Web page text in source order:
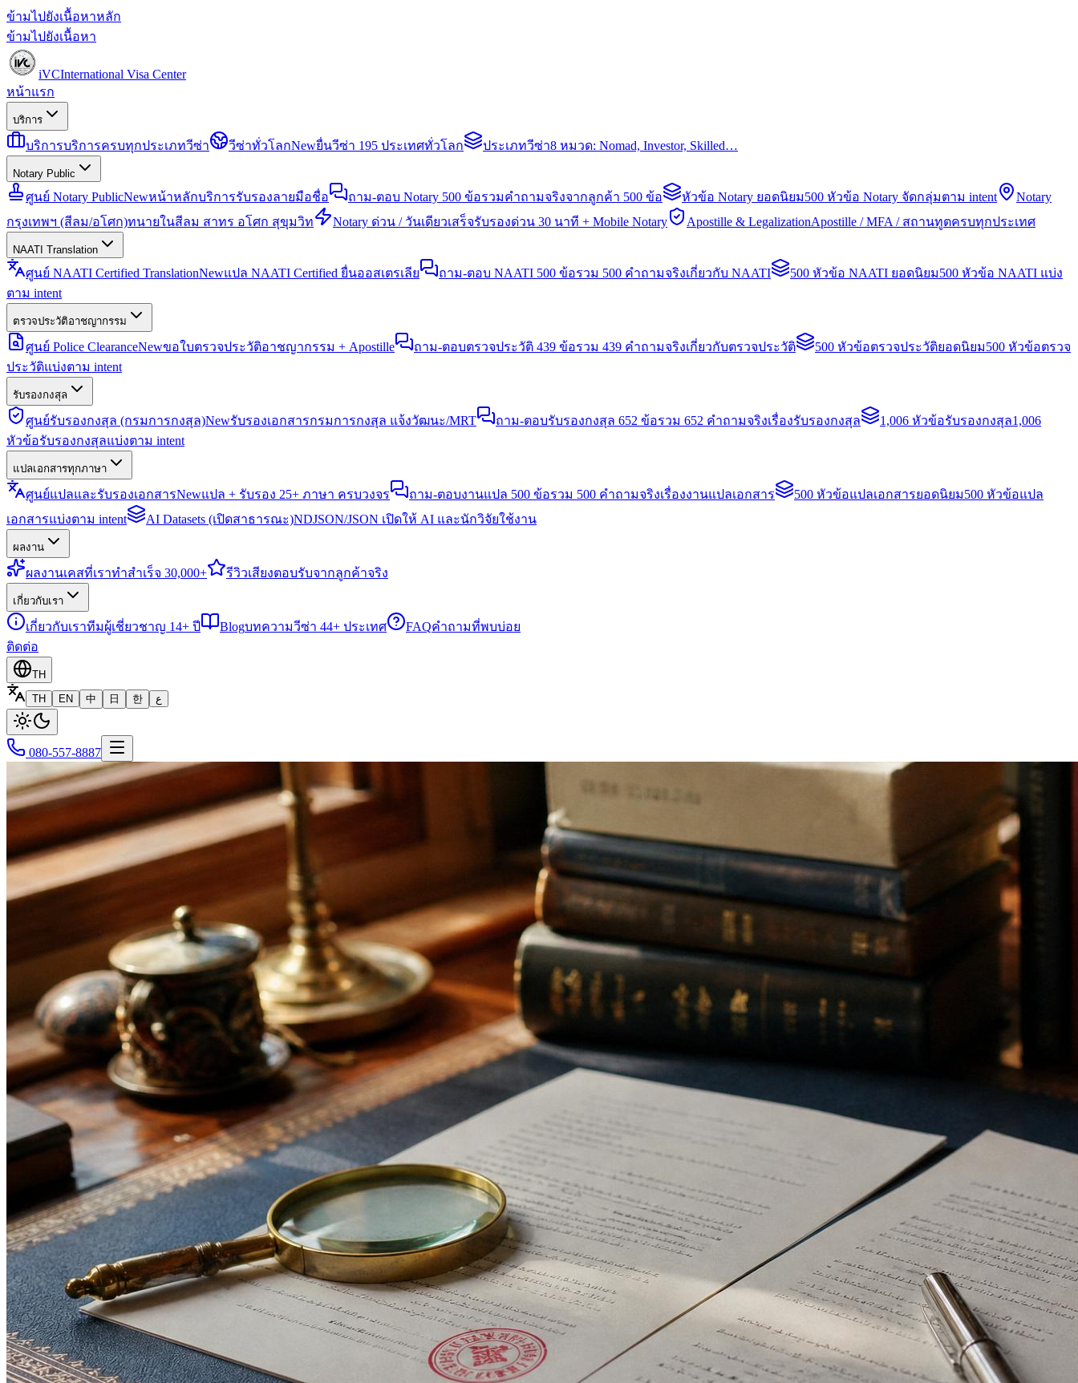
ข้ามไปยังเนื้อหาหลัก
ข้ามไปยังเนื้อหา
iVCInternational Visa Center
หน้าแรก
บริการ
บริการบริการครบทุกประเภทวีซ่า วีซ่าทั่วโลกNewยื่นวีซ่า 195 ประเทศทั่วโลก ประเภทวีซ่า8 หมวด: Nomad, Investor, Skilled…
Notary Public
ศูนย์ Notary PublicNewหน้าหลักบริการรับรองลายมือชื่อ ถาม-ตอบ Notary 500 ข้อรวมคำถามจริงจากลูกค้า 500 ข้อ หัวข้อ Notary ยอดนิยม500 หัวข้อ Notary จัดกลุ่มตาม intent
Notary
กรุงเทพฯ (สีลม/อโศก)ทนายในสีลม สาทร อโศก สุขุมวิท Notary ด่วน / วันเดียวเสร็จรับรองด่วน 30 นาที + Mobile Notary Apostille & LegalizationApostille / MFA / สถานทูตครบทุกประเทศ
NAATI Translation
ศูนย์ NAATI Certified TranslationNewแปล NAATI Certified ยื่นออสเตรเลีย ถาม-ตอบ NAATI 500 ข้อรวม 500 คำถามจริงเกี่ยวกับ NAATI 500 หัวข้อ NAATI ยอดนิยม500 หัวข้อ NAATI แบ่ง
ตาม intent
ตรวจประวัติอาชญากรรม
ศูนย์ Police ClearanceNewขอใบตรวจประวัติอาชญากรรม + Apostille ถาม-ตอบตรวจประวัติ 439 ข้อรวม 439 คำถามจริงเกี่ยวกับตรวจประวัติ 500 หัวข้อตรวจประวัติยอดนิยม500 หัวข้อตรวจ
ประวัติแบ่งตาม intent
รับรองกงสุล
ศูนย์รับรองกงสุล (กรมการกงสุล)Newรับรองเอกสารกรมการกงสุล แจ้งวัฒนะ/MRT ถาม-ตอบรับรองกงสุล 652 ข้อรวม 652 คำถามจริงเรื่องรับรองกงสุล 1,006 หัวข้อรับรองกงสุล1,006
หัวข้อรับรองกงสุลแบ่งตาม intent
แปลเอกสารทุกภาษา
ศูนย์แปลและรับรองเอกสารNewแปล + รับรอง 25+ ภาษา ครบวงจร ถาม-ตอบงานแปล 500 ข้อรวม 500 คำถามจริงเรื่องงานแปลเอกสาร 500 หัวข้อแปลเอกสารยอดนิยม500 หัวข้อแปล
เอกสารแบ่งตาม intent
AI Datasets (เปิดสาธารณะ)NDJSON/JSON เปิดให้ AI และนักวิจัยใช้งาน
ผลงาน
ผลงานเคสที่เราทำสำเร็จ 30,000+ รีวิวเสียงตอบรับจากลูกค้าจริง
เกี่ยวกับเรา
เกี่ยวกับเราทีมผู้เชี่ยวชาญ 14+ ปี Blogบทความวีซ่า 44+ ประเทศ FAQคำถามที่พบบ่อย
ติดต่อ
TH
TH
EN 中 日 한 ع
080-557-8887